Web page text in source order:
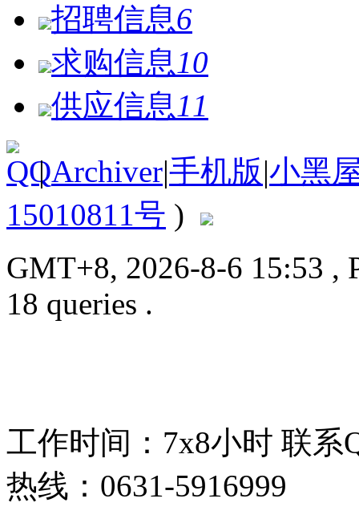
招聘信息6
求购信息 10
供应信息 11
| Archiver|手机版|小黑
15010811号 )
GMT+8, 2026-8-6 15:53 ,
18 queries .
工作时间：7x8小时 联系
热线：0631-5916999